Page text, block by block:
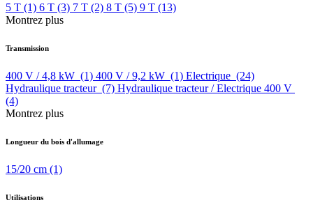
5 T (1) 6 T (3) 7 T (2) 8 T (5) 9 T (13)
Montrez plus
Transmission
400 V / 4,8 kW (1) 400 V / 9,2 kW (1) Electrique (24)
Hydraulique tracteur (7) Hydraulique tracteur / Electrique 400 V
(4)
Montrez plus
Longueur du bois d'allumage
15/20 cm (1)
Utilisations